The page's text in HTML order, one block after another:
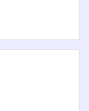
des examens